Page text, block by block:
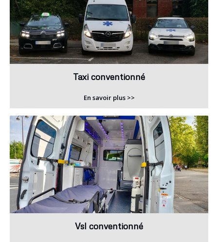
Taxi conventionné
En savoir plus >>
Vsl conventionné